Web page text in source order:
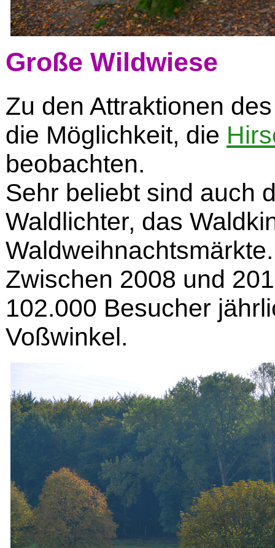
Große Wildwiese
Zu den Attraktionen
die Möglichkeit, die
beobachten.
Sehr beliebt sind auch
Waldlichter, das
Waldweihnachtsmärkte.
Zwischen 2008 und
102.000 Besucher
Voßwinkel.